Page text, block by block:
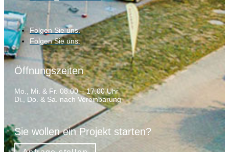
Folgen Sie uns.
Folgen Sie uns.
Öffnungszeiten
Mo., Mi. & Fr. 08.00 – 17.00 Uhr
Di., Do. & Sa. nach Vereinbarung
Sie wollen ein Projekt starten?